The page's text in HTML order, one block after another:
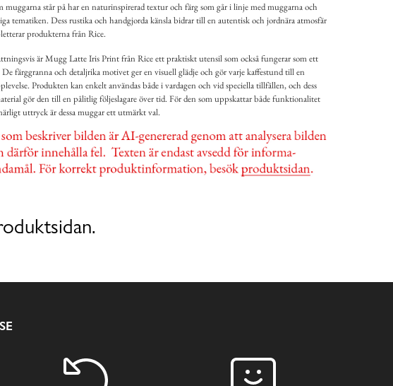
muggarna står på har en naturinspirerad textur och färg som går i linje med muggarna och
tematiken. Dess rustika och handgjorda känsla bidrar till en autentisk och jordnära atmosfär
produkterna från Rice.
är Mugg Latte Iris Print från Rice ett praktiskt utensil som också fungerar som ett
färggranna och detaljrika motivet ger en visuell glädje och gör varje kaffestund till en
Produkten kan enkelt användas både i vardagen och vid speciella tillfällen, och dess
gör den till en pålitlig följeslagare över tid. För den som uppskattar både funktionalitet
uttryck är dessa muggar ett utmärkt val.